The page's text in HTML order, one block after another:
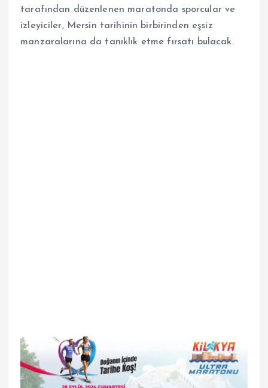
tarafından düzenlenen maratonda sporcular ve
izleyiciler, Mersin tarihinin birbirinden eşsiz
manzaralarına da tanıklık etme fırsatı bulacak.